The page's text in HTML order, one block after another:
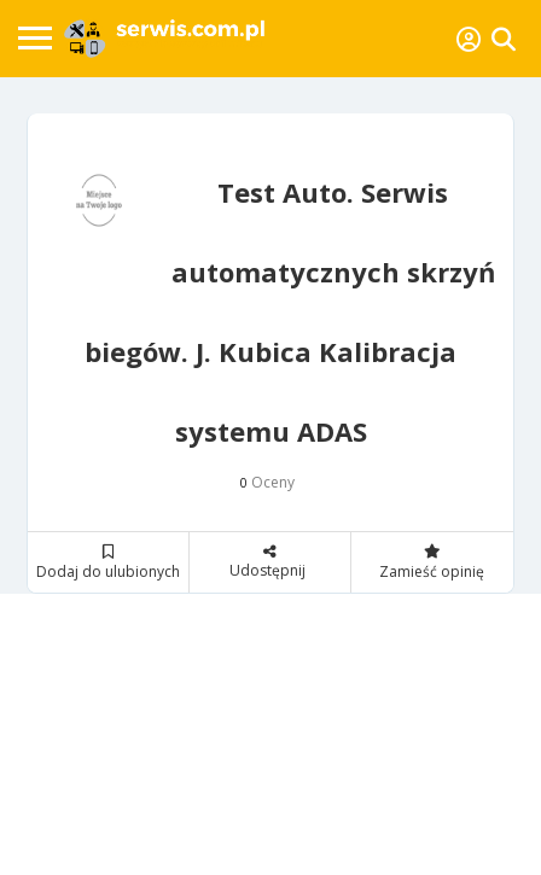
Test Auto. Serwis
automatycznych skrzyń
biegów. J. Kubica Kalibracja
systemu ADAS
0 Oceny
Dodaj do ulubionych Udostępnij Zamieść opinię